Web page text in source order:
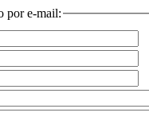
por e-mail: